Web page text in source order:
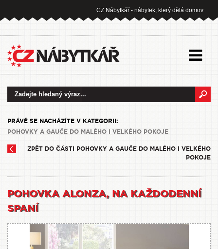
CZ Nábytkář - nábytek, který dělá domov
PRÁVĚ SE NACHÁZÍTE V KATEGORII:
POHOVKY A GAUČE DO MALÉHO I VELKÉHO POKOJE
ZPĚT DO ČÁSTI POHOVKY A GAUČE DO MALÉHO I VELKÉHO
POKOJE
POHOVKA ALONZA, NA KAŽDODENNÍ
SPANÍ